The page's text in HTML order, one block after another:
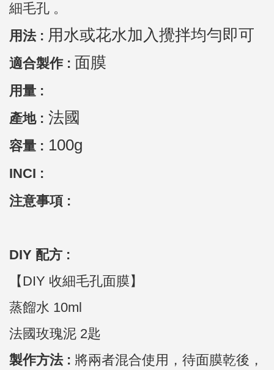
細毛孔 。
用法 : 用水或花水加入攪拌均勻即可
適合製作 : 面膜
用量 :
產地 : 法國
容量 : 100g
INCI :
注意事項 :
DIY 配方 :
【DIY 收細毛孔面膜】
蒸餾水 10ml
法國玫瑰泥 2匙
製作方法 : 將兩者混合使用，待面膜乾後，